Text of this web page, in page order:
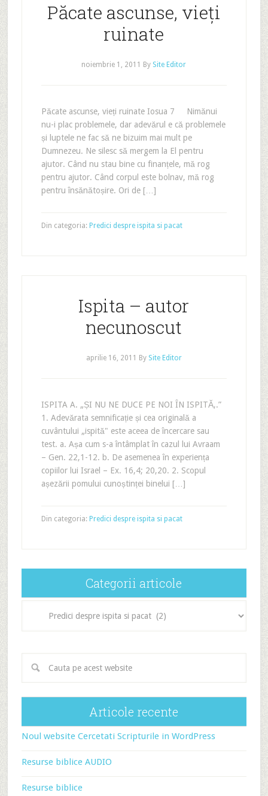
Păcate ascunse, vieți
ruinate
noiembrie 1, 2011 By Site Editor
Păcate ascunse, vieți ruinate Iosua 7 Nimănui
nu-i plac problemele, dar adevărul e că problemele
și luptele ne fac să ne bizuim mai mult pe
Dumnezeu. Ne silesc să mergem la El pentru
ajutor. Când nu stau bine cu finanțele, mă rog
pentru ajutor. Când corpul este bolnav, mă rog
pentru însănătoșire. Ori de […]
Din categoria: Predici despre ispita si pacat
Ispita – autor
necunoscut
aprilie 16, 2011 By Site Editor
ISPITA A. „ȘI NU NE DUCE PE NOI ÎN ISPITĂ‚.”
1. Adevărata semnificație și cea originală a
cuvântului „ispită" este aceea de încercare sau
test. a. Așa cum s-a întâmplat în cazul lui Avraam
– Gen. 22,1-12. b. De asemenea în experiența
copiilor lui Israel – Ex. 16,4; 20,20. 2. Scopul
așezării pomului cunoștinței binelui […]
Din categoria: Predici despre ispita si pacat
Categorii articole
articole
Articole recente
Noul website Cercetati Scripturile in WordPress
Resurse biblice AUDIO
Resurse biblice